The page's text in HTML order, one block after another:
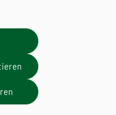
Erlebnis 2
Fontane: John